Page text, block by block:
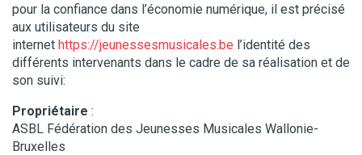
pour la confiance dans l’économie numérique, il est précisé
aux utilisateurs du site
internet https://jeunessesmusicales.be l’identité des
différents intervenants dans le cadre de sa réalisation et de
son suivi:
Propriétaire :
ASBL Fédération des Jeunesses Musicales Wallonie-
Bruxelles